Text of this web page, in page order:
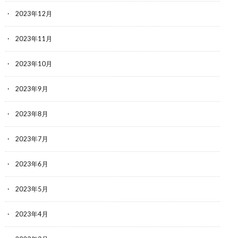
2023年12月
2023年11月
2023年10月
2023年9月
2023年8月
2023年7月
2023年6月
2023年5月
2023年4月